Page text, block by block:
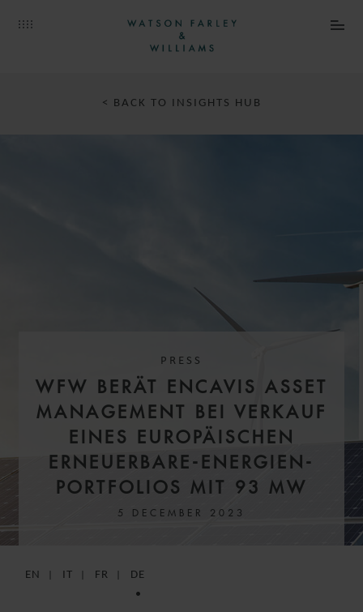
< BACK TO INSIGHTS HUB
PRESS
WFW BERÄT ENCAVIS ASSET
MANAGEMENT BEI VERKAUF
EINES EUROPÄISCHEN
ERNEUERBARE-ENERGIEN-
PORTFOLIOS MIT 93 MW
5 DECEMBER 2023
EN IT FR DE